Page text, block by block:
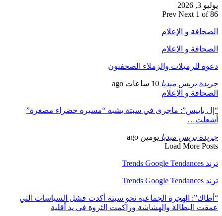
يوليو 3, 2026
Prev Next 1 of 86
الصحافة و الإعلام
الصحافة و الإعلام
دعوة للزميلات والزملاء الصحفيون
جريدة بريس ميديا 10 ساعات ago
الصحافة و الإعلام
“إل باييس”: ماجرى في سبتة يشبه “مسيرة خضراء مصغرة”
أشعلت…
جريدة بريس ميديا يومين ago
Load More Posts
ترند Trends Google Tendances
ترند Trends Google Tendances
“أطاك”: الهجرة الجماعية نحو سبتة أكدت فشل السياسات التي
عمقت البطالة والهشاشة وراكمت الثروة في يد أقلية